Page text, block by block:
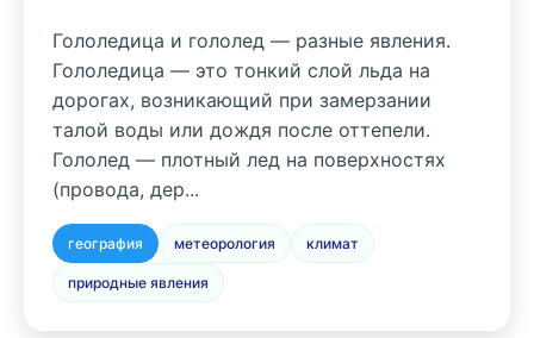
Гололедица и гололед — разные явления.
Гололедица — это тонкий слой льда на
дорогах, возникающий при замерзании
талой воды или дождя после оттепели.
Гололед — плотный лед на поверхностях
(провода, дер...
география метеорология климат
природные явления